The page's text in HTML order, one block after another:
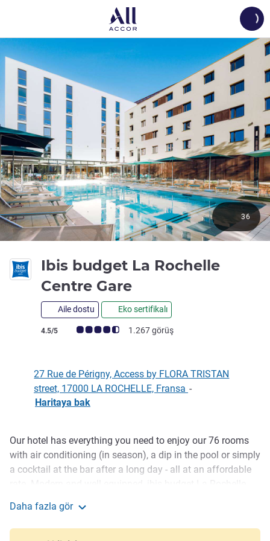
Ibis budget La Rochelle
Centre Gare
Aile dostu Eko sertifikalı
Avis müşterileri puanı (ALL Puanlama)
4.5/5 1.267 görüş
36
27 Rue de Périgny, Access by FLORA TRISTAN
street, 17000 LA ROCHELLE, Fransa -
Haritaya bak
Açıklama
Our hotel has everything you need to enjoy our 76 rooms
with air conditioning (in season), a dip in the pool or simply
a cocktail at the bar after a long day - all at an affordable
Daha fazla gör